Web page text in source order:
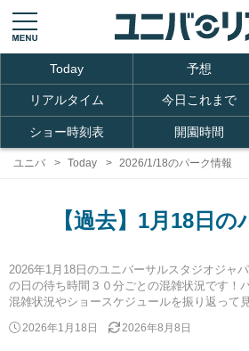
Today 予想
リアルタイム 今日これまで
ショー時刻表 開園時間
ユニバ Today 2026/1/18のパーク情報
【過去】1月18日の
2026年1月18日のユニバーサルスタジオジャ
の日の待ち時間３０分ごとの混雑状況です！
混雑状況やショースケジュールを振り返って
2026年1月18日 2026年8月8日